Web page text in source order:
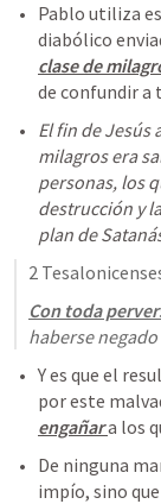
Pablo utiliza
diabólico
clase de
de confundir a
El fin de Jesús
milagros era
personas, los
destrucción y
plan de
2
Con toda
haberse
Y es que el
por este
engañar a los
De ninguna
impío, sino